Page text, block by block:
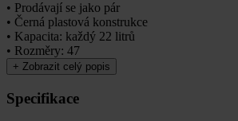
• Prodávají se jako pár
• Černá plastová konstrukce
• Kapacita: každý 22 litrů
• Rozměry: 47
+ Zobrazit celý popis
Specifikace